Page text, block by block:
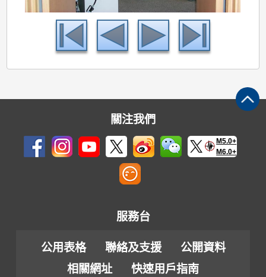
關注我們
M5.0+
M6.0+
服務台
公用表格 聯絡及支援
公開資料
相關網址
快速用戶指南